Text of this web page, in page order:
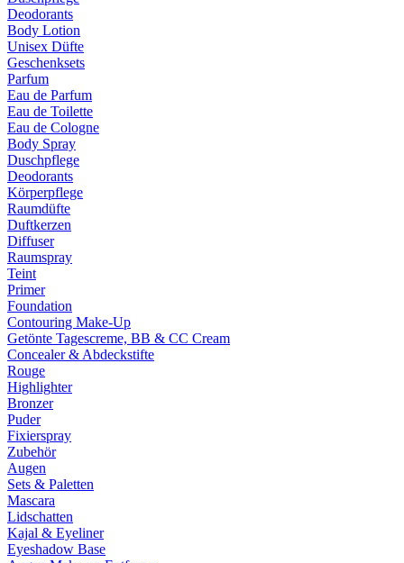
Deodorants
Body Lotion
Unisex Düfte
Geschenksets
Parfum
Eau de Parfum
Eau de Toilette
Eau de Cologne
Body Spray
Duschpflege
Deodorants
Körperpflege
Raumdüfte
Duftkerzen
Diffuser
Raumspray
Teint
Primer
Foundation
Contouring Make-Up
Getönte Tagescreme, BB & CC Cream
Concealer & Abdeckstifte
Rouge
Highlighter
Bronzer
Puder
Fixierspray
Zubehör
Augen
Sets & Paletten
Mascara
Lidschatten
Kajal & Eyeliner
Eyeshadow Base